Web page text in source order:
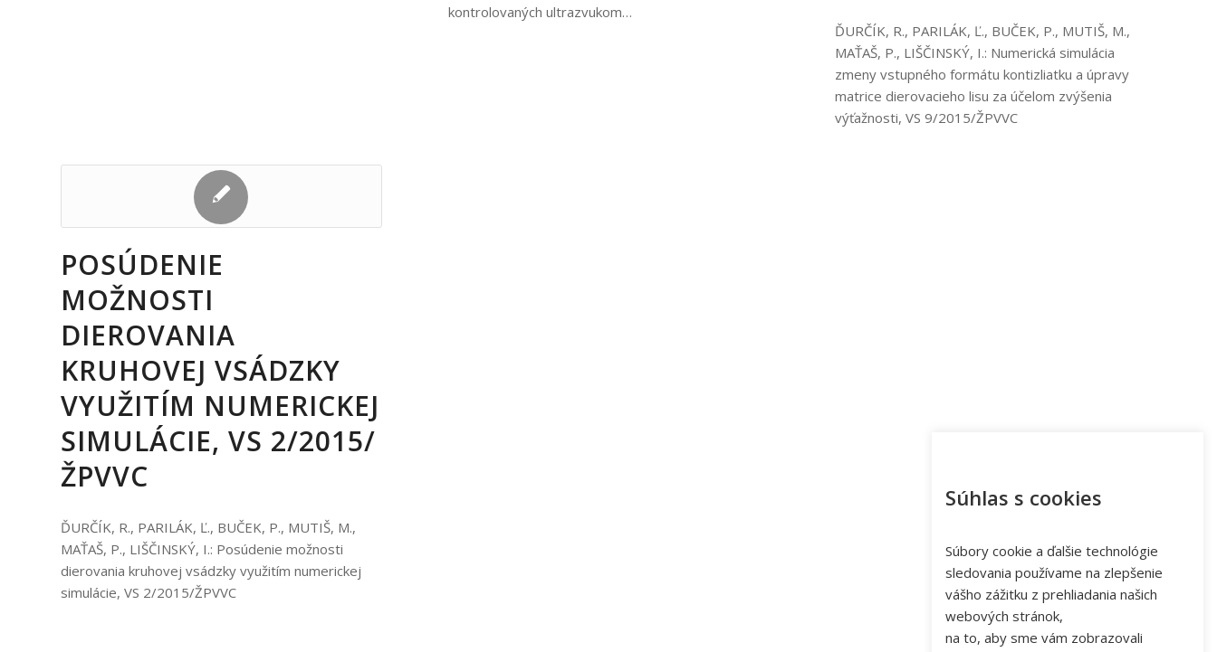
kontrolovaných ultrazvukom…
ĎURČÍK, R., PARILÁK, Ľ., BUČEK, P., MUTIŠ, M.,
MAŤAŠ, P., LIŠČINSKÝ, I.: Numerická simulácia
zmeny vstupného formátu kontizliatku a úpravy
matrice dierovacieho lisu za účelom zvýšenia
výťažnosti, VS 9/2015/ŽPVVC
POSÚDENIE
MOŽNOSTI
DIEROVANIA
KRUHOVEJ VSÁDZKY
VYUŽITÍM NUMERICKEJ
SIMULÁCIE, VS 2/2015/
ŽPVVC
ĎURČÍK, R., PARILÁK, Ľ., BUČEK, P., MUTIŠ, M.,
MAŤAŠ, P., LIŠČINSKÝ, I.: Posúdenie možnosti
dierovania kruhovej vsádzky využitím numerickej
simulácie, VS 2/2015/ŽPVVC
Súhlas s cookies
Súbory cookie a ďalšie technológie
sledovania používame na zlepšenie
vášho zážitku z prehliadania našich
webových stránok,
na to, aby sme vám zobrazovali